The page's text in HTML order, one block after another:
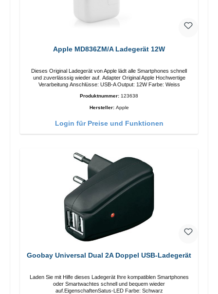
Apple MD836ZM/A Ladegerät 12W
Dieses Original Ladegerät von Apple lädt alle Smartphones schnell
und zuverlässsig wieder auf. Adapter Original Apple Hochwertige
Verarbeitung Anschlüsse: USB-A Output: 12W Farbe: Weiss
Produktnummer: 123638
Hersteller: Apple
Login für Preise und Funktionen
Goobay Universal Dual 2A Doppel USB-Ladegerät
Laden Sie mit Hilfe dieses Ladegerät Ihre kompatiblen Smartphones
oder Smartwachtes schnell und bequem wieder
auf.EigenschaftenSatus-LED Farbe: Schwarz